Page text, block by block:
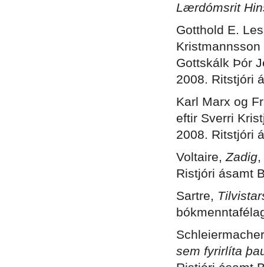
Lærdómsrit
Gotthold E.
Gottskálk Þór
2008. Ritstjóri
Karl Marx og
eftir Sverri
2008. Ritstjóri
Voltaire, Zadig
Ristjóri ásamt
Sartre,
sem fyrirlíta